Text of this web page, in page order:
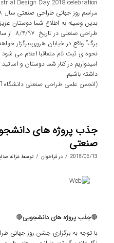
Design Day 2018 celebration
مراسم روز جهانی طراحی صنعتی سال ۲۰۱۸
بدین وسیله به اطلاع شما دوستان
برگ” واقع در خیابان هروی،برگزار
نحوه ی ثبت نام متعاقبا اعلام می شود
امیدواریم در کنار شما دوستان و
داشته باشیم.
(انجمن علمی طراحی صنعتی دانشگاه
جذب پروژه های
صنعتی
2018/06/13
/ درفراخوان / توسط غزاله
🔴جذب پروژه های دانشجویی🔴
با توجه به برگزاری جشن روز جهانی